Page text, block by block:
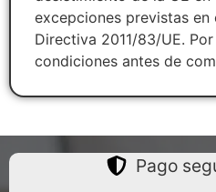
excepciones previstas en
Directiva 2011/83/UE.
condiciones antes de
Pago